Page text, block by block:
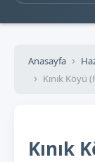
Anasayfa
Kınık Köyü
Kınık